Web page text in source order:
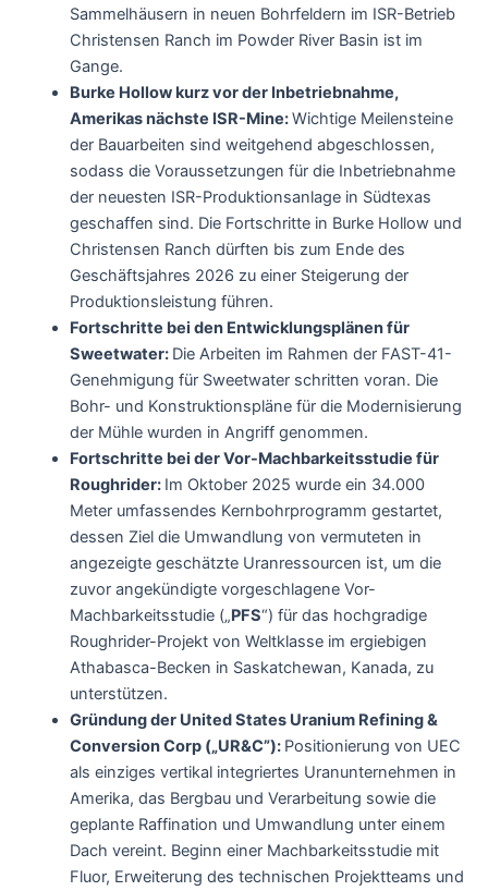
Sammelhäusern in neuen Bohrfeldern im ISR-Betrieb
Christensen Ranch im Powder River Basin ist im
Gange.
Burke Hollow kurz vor der Inbetriebnahme,
Amerikas nächste ISR-Mine:Wichtige Meilensteine
der Bauarbeiten sind weitgehend abgeschlossen,
sodass die Voraussetzungen für die Inbetriebnahme
der neuesten ISR-Produktionsanlage in Südtexas
geschaffen sind. Die Fortschritte in Burke Hollow und
Christensen Ranch dürften bis zum Ende des
Geschäftsjahres 2026 zu einer Steigerung der
Produktionsleistung führen.
Fortschritte bei den Entwicklungsplänen für
Sweetwater: Die Arbeiten im Rahmen der FAST-41-
Genehmigung für Sweetwater schritten voran. Die
Bohr- und Konstruktionspläne für die Modernisierung
der Mühle wurden in Angriff genommen.
Fortschritte bei der Vor-Machbarkeitsstudie für
Roughrider: Im Oktober 2025 wurde ein 34.000
Meter umfassendes Kernbohrprogramm gestartet,
dessen Ziel die Umwandlung von vermuteten in
angezeigte geschätzte Uranressourcen ist, um die
zuvor angekündigte vorgeschlagene Vor-
Machbarkeitsstudie („PFS“) für das hochgradige
Roughrider-Projekt von Weltklasse im ergiebigen
Athabasca-Becken in Saskatchewan, Kanada, zu
unterstützen.
Gründung der United States Uranium Refining &
Conversion Corp („UR&C”): Positionierung von UEC
als einziges vertikal integriertes Uranunternehmen in
Amerika, das Bergbau und Verarbeitung sowie die
geplante Raffination und Umwandlung unter einem
Dach vereint. Beginn einer Machbarkeitsstudie mit
Fluor, Erweiterung des technischen Projektteams und